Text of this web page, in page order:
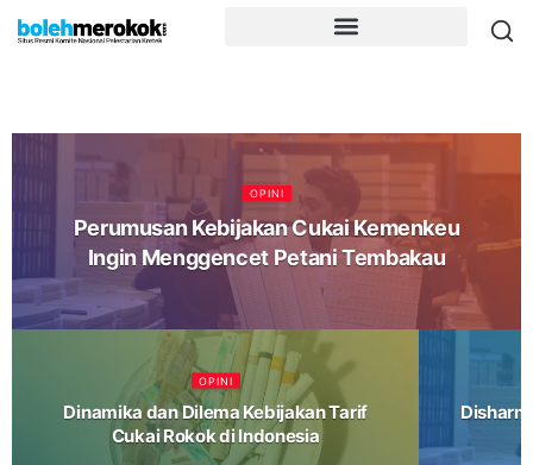
OPINI
Perumusan Kebijakan Cukai Kemenkeu
Ingin Menggencet Petani Tembakau
OPINI
Dinamika dan Dilema Kebijakan Tarif
Cukai Rokok di Indonesia